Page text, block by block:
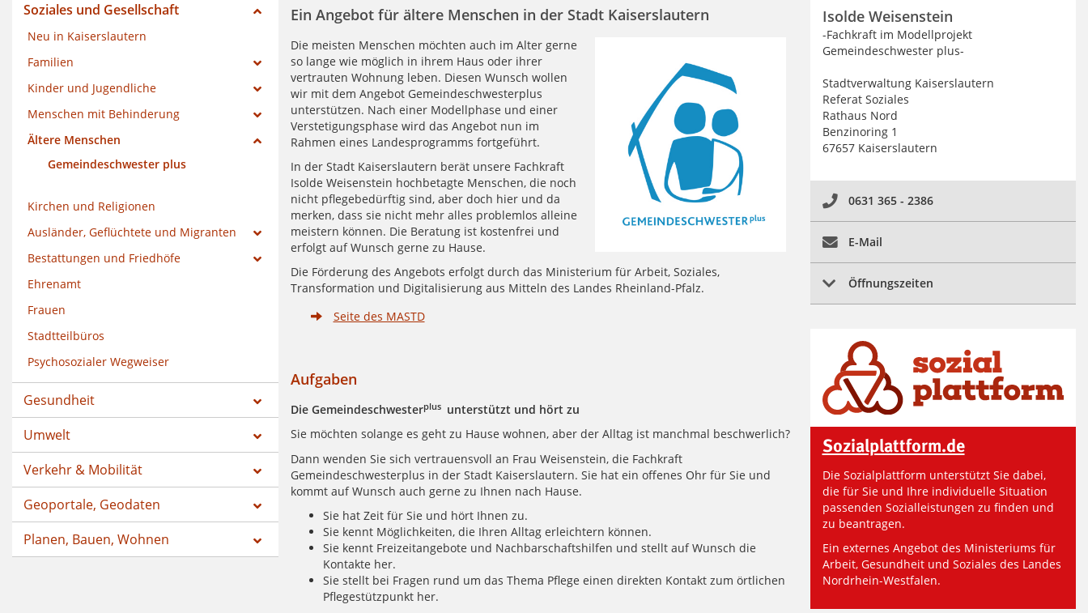
Soziales und Gesellschaft
Neu in Kaiserslautern
Familien
Kinder und Jugendliche
Menschen mit Behinderung
Ältere Menschen
Gemeindeschwester plus
Kirchen und Religionen
Ausländer, Geflüchtete und Migranten
Bestattungen und Friedhöfe
Ehrenamt
Frauen
Stadtteilbüros
Psychosozialer Wegweiser
Gesundheit
Umwelt
Verkehr & Mobilität
Geoportale, Geodaten
Planen, Bauen, Wohnen
Ein Angebot für ältere Menschen in der Stadt Kaiserslautern
Die meisten Menschen möchten auch im Alter gerne
so lange wie möglich in ihrem Haus oder ihrer
vertrauten Wohnung leben. Diesen Wunsch wollen
wir mit dem Angebot Gemeindeschwesterplus
unterstützen. Nach einer Modellphase und einer
Verstetigungsphase wird das Angebot nun im
Rahmen eines Landesprogramms fortgeführt.
In der Stadt Kaiserslautern berät unsere Fachkraft
Isolde Weisenstein hochbetagte Menschen, die noch
nicht pflegebedürftig sind, aber doch hier und da
merken, dass sie nicht mehr alles problemlos alleine
meistern können. Die Beratung ist kostenfrei und
erfolgt auf Wunsch gerne zu Hause.
Die Förderung des Angebots erfolgt durch das Ministerium für Arbeit, Soziales,
Transformation und Digitalisierung aus Mitteln des Landes Rheinland-Pfalz.
Seite des MASTD
Aufgaben
Die Gemeindeschwesterplus unterstützt und hört zu
Sie möchten solange es geht zu Hause wohnen, aber der Alltag ist manchmal beschwerlich?
Dann wenden Sie sich vertrauensvoll an Frau Weisenstein, die Fachkraft
Gemeindeschwesterplus in der Stadt Kaiserslautern. Sie hat ein offenes Ohr für Sie und
kommt auf Wunsch auch gerne zu Ihnen nach Hause.
Sie hat Zeit für Sie und hört Ihnen zu.
Sie kennt Möglichkeiten, die Ihren Alltag erleichtern können.
Sie kennt Freizeitangebote und Nachbarschaftshilfen und stellt auf Wunsch die
Kontakte her.
Sie stellt bei Fragen rund um das Thema Pflege einen direkten Kontakt zum örtlichen
Pflegestützpunkt her.
Isolde Weisenstein
-Fachkraft im Modellprojekt
Gemeindeschwester plus-
Stadtverwaltung Kaiserslautern
Referat Soziales
Rathaus Nord
Benzinoring 1
67657 Kaiserslautern
0631 365 - 2386
E-Mail
Öffnungszeiten
Sozialplattform.de
Die Sozialplattform unterstützt Sie dabei,
die für Sie und Ihre individuelle Situation
passenden Sozialleistungen zu finden und
zu beantragen.
Ein externes Angebot des Ministeriums für
Arbeit, Gesundheit und Soziales des Landes
Nordrhein-Westfalen.